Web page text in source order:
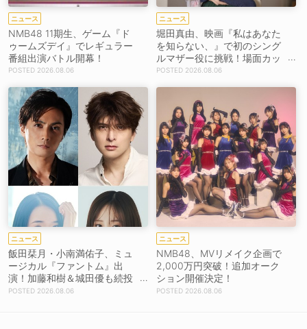
ニュース
NMB48 11期生、ゲーム『ド
ゥームズデイ』でレギュラー
番組出演バトル開幕！
2026.08.06
ニュース
堀田真由、映画『私はあなた
を知らない、』で初のシング
ルマザー役に挑戦！場面カッ
トを解禁！【コメントあり】
2026.08.06
ニュース
飯田栞月・小南満佑子、ミュ
ージカル『ファントム』出
演！加藤和樹＆城田優も続投
【コメントあり】
2026.08.06
ニュース
NMB48、MVリメイク企画で
2,000万円突破！追加オーク
ション開催決定！
2026.08.06